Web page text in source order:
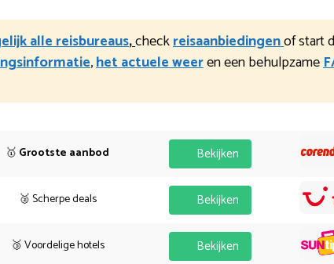
alle reisbureaus,checkreisaanbiedingenof start
,het actuele weeren een behulpzame
🥇 Grootste aanbod Bekijken
🥈 Scherpe deals Bekijken
🥉 Voordelige hotels Bekijken